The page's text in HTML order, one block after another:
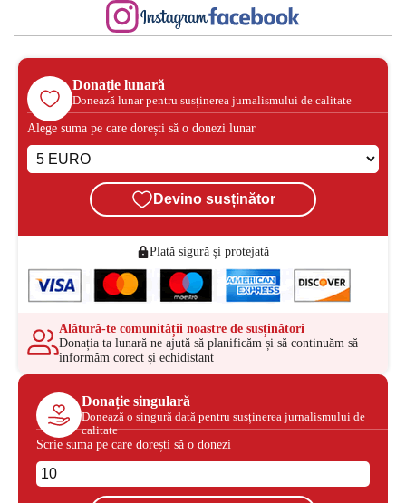
Donație lunară
Donează lunar pentru susținerea jurnalismului de calitate
Alege suma pe care dorești să o donezi lunar
Devino susținător
Plată sigură și protejată
Alătură-te comunității noastre de susținători
Donația ta lunară ne ajută să planificăm și să continuăm să
informăm corect și echidistant
Donație singulară
Donează o singură dată pentru susținerea jurnalismului de
calitate
Scrie suma pe care dorești să o donezi